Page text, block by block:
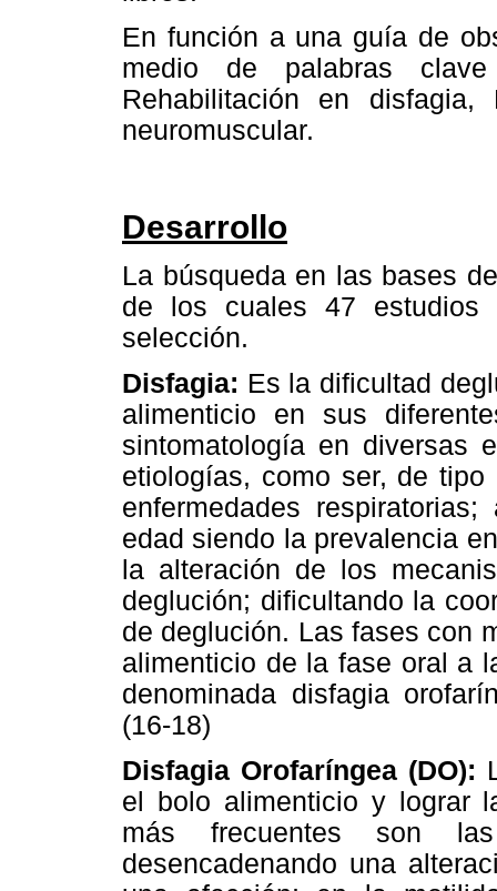
En función a una guía de
medio de palabras
Rehabilitación en disfagia,
neuromuscular.
Desarrollo
La búsqueda en las bases
de los cuales 47 estudios
selección.
Disfagia: Es la dificultad
alimenticio en sus
sintomatología en diversas
etiologías, como ser, de tipo
enfermedades
edad siendo la prevalencia
la alteración de los
deglución; dificultando la
de deglución. Las fases con
alimenticio de la fase oral a
denominada disfagia
(16-18)
Disfagia Orofaríngea (DO):
el bolo alimenticio y lograr
más frecuentes son las
desencadenando una